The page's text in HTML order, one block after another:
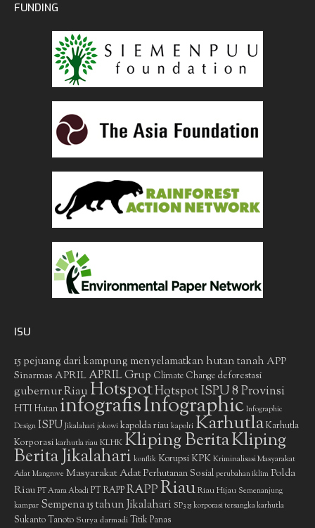
FUNDING
ISU
15 pejuang dari kampung menyelamatkan hutan tanah APP
Sinarmas APRIL APRIL Grup Climate Change deforestasi
gubernur RiauHotspotHotspot ISPU 8 Provinsi
HTIHutan infografisInfographic Infographic
Design ISPU Jikalahari jokowi kapolda riau kapolri KarhutlaKarhutla
Korporasikarhutla riauKLHKKliping BeritaKliping
Berita Jikalahari konflik Korupsi KPKKriminalisasi Masyarakat
Adat Mangrove Masyarakat AdatPerhutanan Sosial perubahan iklim Polda
Riau PT Arara Abadi PT RAPPRAPPRiauRiau Hijau Semenanjung
kampar Sempena 15 tahun Jikalahari SP3 15 korporasi tersangka karhutla
Sukanto Tanoto Surya darmadiTitik Panas